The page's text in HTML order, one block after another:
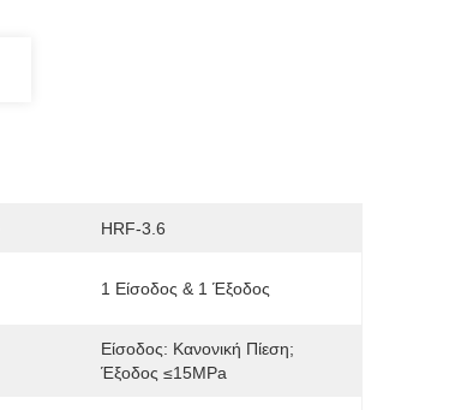
HRF-3.6
1 Είσοδος & 1 Έξοδος
Είσοδος: Κανονική Πίεση;
Έξοδος ≤15MPa